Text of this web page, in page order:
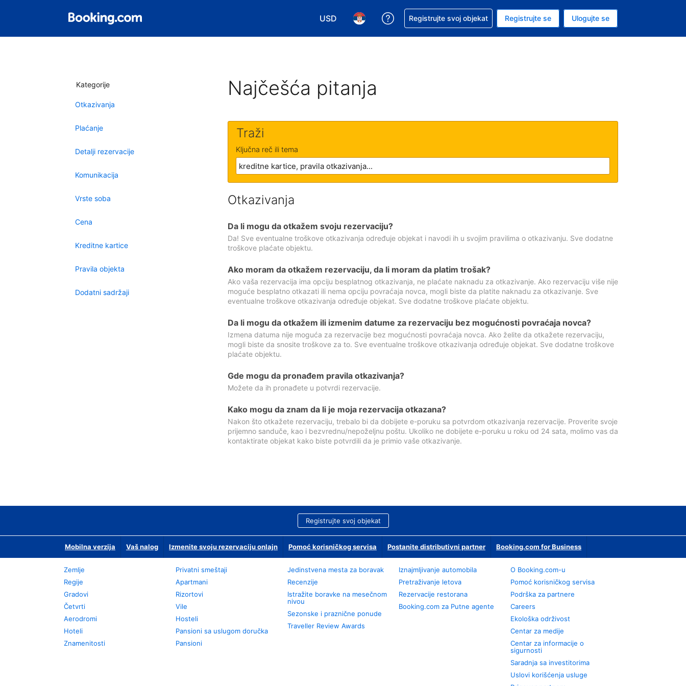
USD
Izaberite valutu. Vaša trenutna valuta je američki dolar
Izaberite jezik. Vaš trenutni jezik je Srpskom
Zatražite pomoć u vezi sa rezervacijom
Registrujte svoj objekat Registrujte se Ulogujte se
Kategorije
Otkazivanja
Plaćanje
Detalji rezervacije
Komunikacija
Vrste soba
Cena
Kreditne kartice
Pravila objekta
Dodatni sadržaji
Najčešća pitanja
Traži
Ključna reč ili tema
Otkazivanja
Da li mogu da otkažem svoju rezervaciju?
Da! Sve eventualne troškove otkazivanja određuje objekat i navodi ih u svojim pravilima o otkazivanju. Sve dodatne
troškove plaćate objektu.
Ako moram da otkažem rezervaciju, da li moram da platim trošak?
Ako vaša rezervacija ima opciju besplatnog otkazivanja, ne plaćate naknadu za otkazivanje. Ako rezervaciju više nije
moguće besplatno otkazati ili nema opciju povraćaja novca, mogli biste da platite naknadu za otkazivanje. Sve
eventualne troškove otkazivanja određuje objekat. Sve dodatne troškove plaćate objektu.
Da li mogu da otkažem ili izmenim datume za rezervaciju bez mogućnosti povraćaja novca?
Izmena datuma nije moguća za rezervacije bez mogućnosti povraćaja novca. Ako želite da otkažete rezervaciju,
mogli biste da snosite troškove za to. Sve eventualne troškove otkazivanja određuje objekat. Sve dodatne troškove
plaćate objektu.
Gde mogu da pronađem pravila otkazivanja?
Možete da ih pronađete u potvrdi rezervacije.
Kako mogu da znam da li je moja rezervacija otkazana?
Nakon što otkažete rezervaciju, trebalo bi da dobijete e-poruku sa potvrdom otkazivanja rezervacije. Proverite svoje
prijemno sanduče, kao i bezvrednu/nepoželjnu poštu. Ukoliko ne dobijete e-poruku u roku od 24 sata, molimo vas da
kontaktirate objekat kako biste potvrdili da je primio vaše otkazivanje.
Registrujte svoj objekat
Mobilna verzija Vaš nalog Izmenite svoju rezervaciju onlajn Pomoć korisničkog servisa Postanite distributivni partner Booking.com for Business
Zemlje
Regije
Gradovi
Četvrti
Aerodromi
Hoteli
Znamenitosti
Privatni smeštaji
Apartmani
Rizortovi
Vile
Hosteli
Pansioni sa uslugom doručka
Pansioni
Jedinstvena mesta za boravak
Recenzije
Istražite boravke na mesečnom
nivou
Sezonske i praznične ponude
Traveller Review Awards
Iznajmljivanje automobila
Pretraživanje letova
Rezervacije restorana
Booking.com za Putne agente
О Booking.com-u
Pomoć korisničkog servisa
Podrška za partnere
Careers
Ekološka održivost
Centar za medije
Centar za informacije o
sigurnosti
Saradnja sa investitorima
Uslovi korišćenja usluge